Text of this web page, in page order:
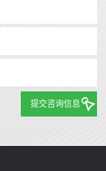
提交咨询信息